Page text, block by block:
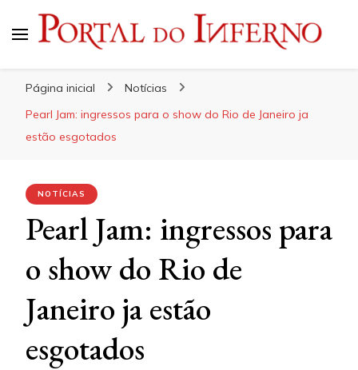
Página inicial
Notícias
Pearl Jam: ingressos para o show do Rio de Janeiro ja
estão esgotados
NOTÍCIAS
Pearl Jam: ingressos para
o show do Rio de
Janeiro ja estão
esgotados